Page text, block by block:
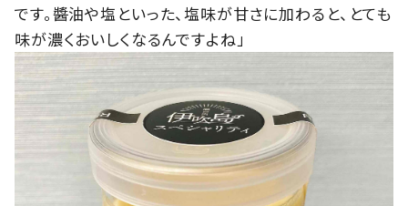
です。醬油や塩といった、塩味が甘さに加わると、とても
味が濃くおいしくなるんですよね」